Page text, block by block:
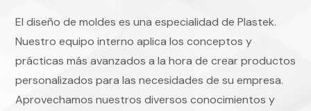
El diseño de moldes es una especialidad de Plastek.
Nuestro equipo interno aplica los conceptos y
prácticas más avanzados a la hora de crear productos
personalizados para las necesidades de su empresa.
Aprovechamos nuestros diversos conocimientos y